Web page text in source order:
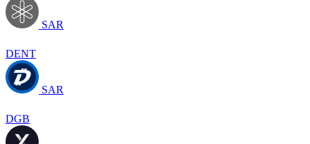
SAR
DENT
SAR
DGB